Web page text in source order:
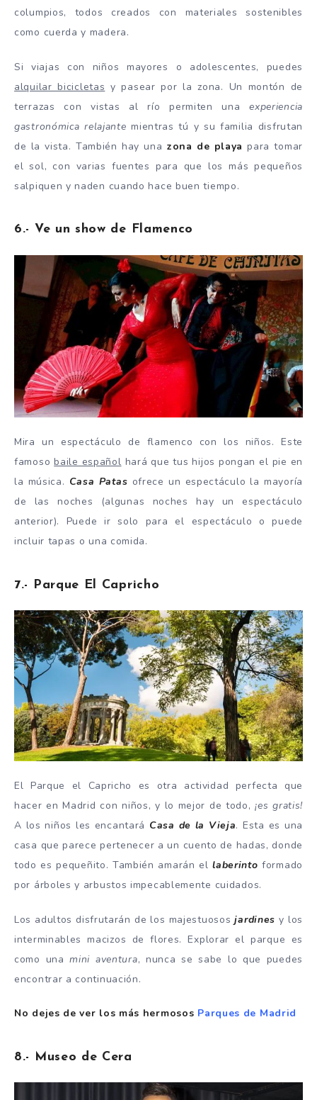
columpios, todos creados con materiales sostenibles
como cuerda y madera.
Si viajas con niños mayores o adolescentes, puedes
alquilar bicicletas y pasear por la zona. Un montón de
terrazas con vistas al río permiten unaexperiencia
gastronómica relajante mientras tú y su familia disfrutan
de la vista. También hay una zona de playa para tomar
el sol, con varias fuentes para que los más pequeños
salpiquen y naden cuando hace buen tiempo.
6.- Ve un show de Flamenco
Mira un espectáculo de flamenco con los niños. Este
famosobaile español hará que tus hijos pongan el pie en
la música. Casa Patas ofrece un espectáculo la mayoría
de las noches (algunas noches hay un espectáculo
anterior). Puede ir solo para el espectáculo o puede
incluir tapas o una comida.
7.- Parque El Capricho
El Parque el Capricho es otra actividad perfecta que
hacer en Madrid con niños, y lo mejor de todo,¡es gratis!
A los niños les encantará Casa de la Vieja. Esta es una
casa que parece pertenecer a un cuento de hadas, donde
todo es pequeñito. También amarán ellaberinto formado
por árboles y arbustos impecablemente cuidados.
Los adultos disfrutarán de los majestuosos jardines y los
interminables macizos de flores. Explorar el parque es
como una mini aventura, nunca se sabe lo que puedes
encontrar a continuación.
No dejes de ver los más hermosos Parques de Madrid
8.- Museo de Cera